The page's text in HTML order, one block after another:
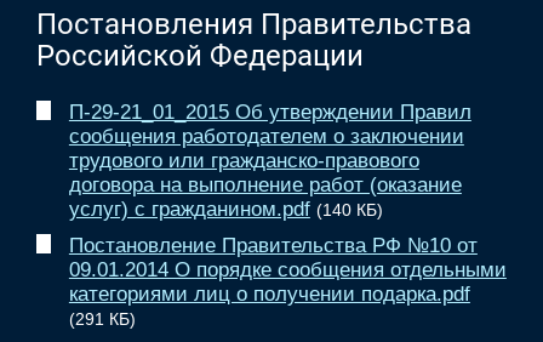
Постановления Правительства
Российской Федерации
П-29-21_01_2015 Об утверждении Правил
сообщения работодателем о заключении
трудового или гражданско-правового
договора на выполнение работ (оказание
услуг) с гражданином.pdf (140 КБ)
Постановление Правительства РФ №10 от
09.01.2014 О порядке сообщения отдельными
категориями лиц о получении подарка.pdf
(291 КБ)